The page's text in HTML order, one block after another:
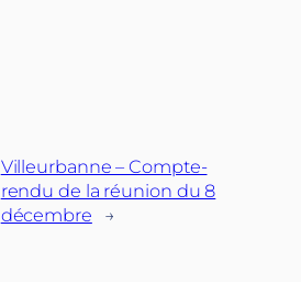
Villeurbanne – Compte-
rendu de la réunion du 8
décembre
→